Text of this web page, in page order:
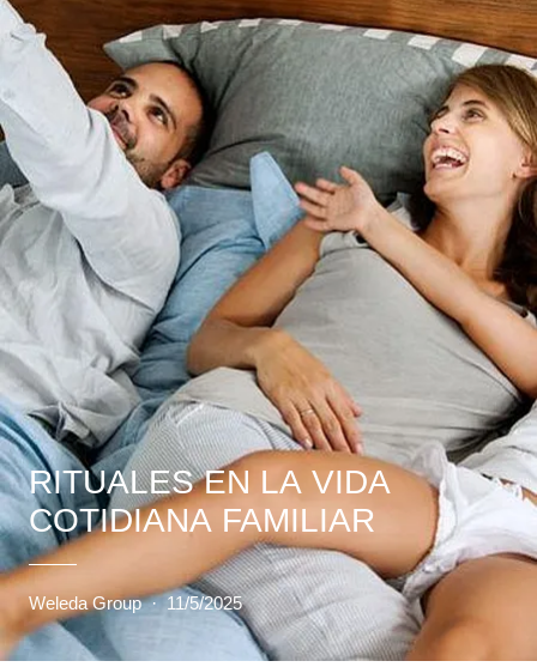
RITUALES EN LA VIDA
COTIDIANA FAMILIAR
Weleda Group · 11/5/2025